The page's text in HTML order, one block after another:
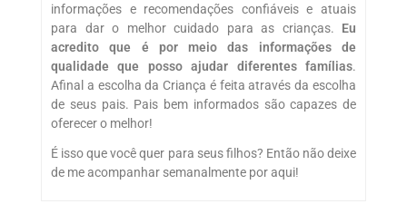
informações e recomendações confiáveis e atuais
para dar o melhor cuidado para as crianças. Eu
acredito que é por meio das informações de
qualidade que posso ajudar diferentes famílias.
Afinal a escolha da Criança é feita através da escolha
de seus pais. Pais bem informados são capazes de
oferecer o melhor!
É isso que você quer para seus filhos? Então não deixe
de me acompanhar semanalmente por aqui!